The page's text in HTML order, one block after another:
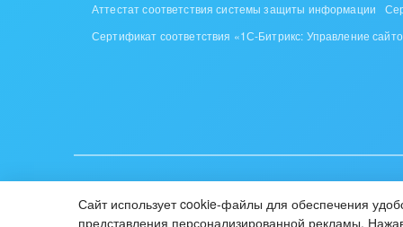
Аттестат соответствия системы защиты информации
Сертификат соответствия «1С-Битрикс: Управление
© 2001-2026 «Битрикс», «1С-Битрикс». Работает на «1С-
Сайт использует cookie-файлы для обеспечения
представления персонализированной рекламы.